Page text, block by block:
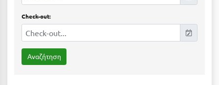
Ευρυτανία
Ζαγοροχώρια
Check-out: